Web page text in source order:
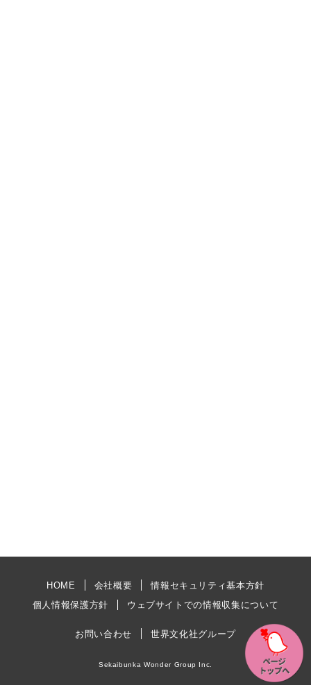
HOME 会社概要
情報セキュリティ基本方針
個人情報保護方針
ウェブサイトでの情報収集について
お問い合わせ 世界文化社グループ
Sekaibunka Wonder Group Inc.